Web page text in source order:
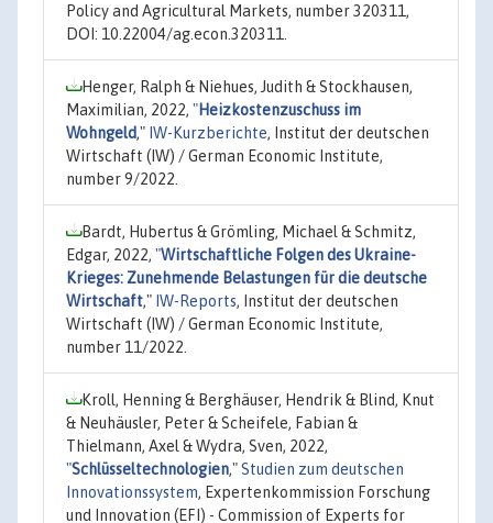
Policy and Agricultural Markets, number 320311,
DOI: 10.22004/ag.econ.320311.
Henger, Ralph & Niehues, Judith & Stockhausen,
Maximilian, 2022, "Heizkostenzuschuss im
Wohngeld," IW-Kurzberichte, Institut der deutschen
Wirtschaft (IW) / German Economic Institute,
number 9/2022.
Bardt, Hubertus & Grömling, Michael & Schmitz,
Edgar, 2022, "Wirtschaftliche Folgen des Ukraine-
Krieges: Zunehmende Belastungen für die deutsche
Wirtschaft," IW-Reports, Institut der deutschen
Wirtschaft (IW) / German Economic Institute,
number 11/2022.
Kroll, Henning & Berghäuser, Hendrik & Blind, Knut
& Neuhäusler, Peter & Scheifele, Fabian &
Thielmann, Axel & Wydra, Sven, 2022,
"Schlüsseltechnologien,"Studien zum deutschen
Innovationssystem, Expertenkommission Forschung
und Innovation (EFI) - Commission of Experts for